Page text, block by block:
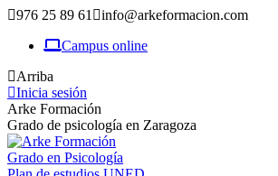
976 25 89 61
info@arkeformacion.com
Campus online
Arriba
Inicia sesión
Arke Formación
Grado de psicología en Zaragoza
Grado en Psicología